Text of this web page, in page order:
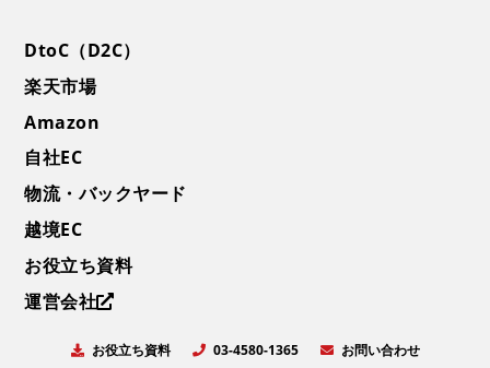
DtoC（D2C）
楽天市場
Amazon
自社EC
物流・バックヤード
越境EC
お役立ち資料
運営会社
お役立ち資料 03-4580-1365 お問い合わせ